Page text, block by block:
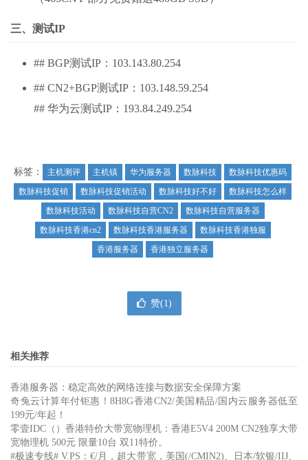
三、测试IP
## BGP测试IP：103.143.80.254
## CN2+BGP测试IP：103.148.59.254
## 华为云测试IP：193.84.249.254
标签： 主机测评 主机镇 华为服务器 数脉科技
数脉科技优惠码
数脉科技促销
数脉科技促销活动 数脉科技好不好
数脉科技怎么样
数脉科技活动
数脉科技自营CN2
数脉科技自营服务器
数脉科技香港cn2
数脉科技香港服务器
数脉科技香港独服
香港服务器
香港独立服务器
赞(1)
相关推荐
香港服务器：稳定高效的网络连接与数据安全保障方案
奇兔云计算年付钜惠！8H8G香港CN2/美国精品/国内云服务器低至
199元/年起！
零壹IDC（）香港特价大带宽物理机：香港E5V4 200M CN2独享大带
宽物理机 500元 限量10台 双11特价。
#极速专线# V.PS：€/月，超大带宽，美国(/CMIN2)、日本/软银/IIJ、